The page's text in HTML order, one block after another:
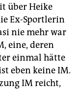
über Heike
Ex-Sportlerin
nie mehr war
eine, deren
einmal hätte
eben keine IM.
IM reicht,